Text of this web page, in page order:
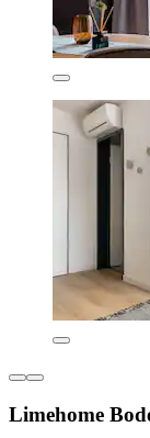
Limehome